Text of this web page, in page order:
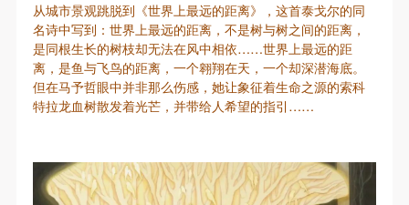
从城市景观跳脱到《世界上最远的距离》，这首泰戈尔的同
名诗中写到：世界上最远的距离，不是树与树之间的距离，
是同根生长的树枝却无法在风中相依……世界上最远的距
离，是鱼与飞鸟的距离，一个翱翔在天，一个却深潜海底。
但在马予哲眼中并非那么伤感，她让象征着生命之源的索科
特拉龙血树散发着光芒，并带给人希望的指引……